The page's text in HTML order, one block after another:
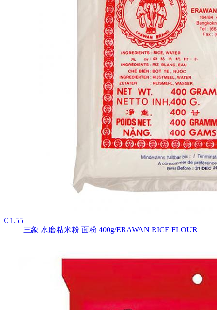
€ 1.55
三象 水磨粘米粉 面粉 400g/ERAWAN RICE FLOUR